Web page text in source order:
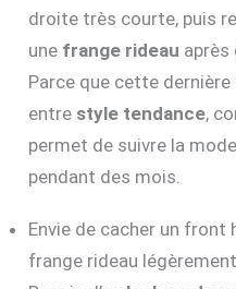
droite très courte, puis
une frange rideau après
Parce que cette
entre style tendance,
permet de suivre la
pendant des mois.
Envie de cacher un front
frange rideau